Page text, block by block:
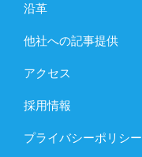
沿革
他社への記事提供
アクセス
採用情報
プライバシーポリシー